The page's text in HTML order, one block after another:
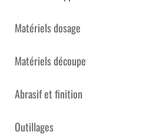
Matériels dosage
Matériels découpe
Abrasif et finition
Outillages
BLANC
MAT
OTTOSEAL
70
piscine,Univers du bateau
Apprêt,Mastic – Apprêt Spéciaux